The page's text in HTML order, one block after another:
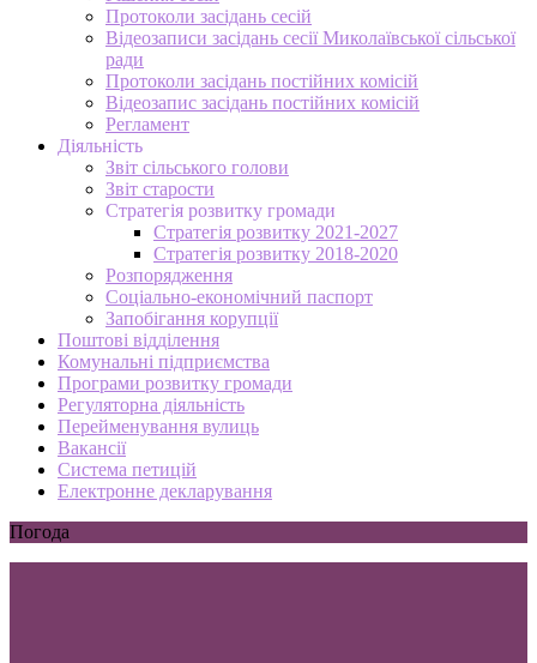
Протоколи засідань сесій
Відеозаписи засідань сесії Миколаївської сільської
ради
Протоколи засідань постійних комісій
Відеозапис засідань постійних комісій
Регламент
Діяльність
Звіт сільського голови
Звіт старости
Стратегія розвитку громади
Стратегія розвитку 2021-2027
Стратегія розвитку 2018-2020
Розпорядження
Соціально-економічний паспорт
Запобігання корупції
Поштові відділення
Комунальні підприємства
Програми розвитку громади
Регуляторна діяльність
Перейменування вулиць
Вакансії
Система петицій
Електронне декларування
Погода